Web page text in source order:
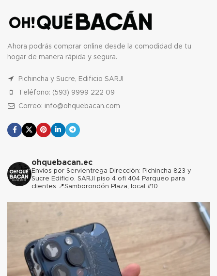
Ahora podrás comprar online desde la comodidad de tu
hogar de manera rápida y segura.
Pichincha y Sucre, Edificio SARJI
Teléfono: (593) 9999 222 09
Correo: info@ohquebacan.com
ohquebacan.ec
Envíos por Servientrega Dirección: Pichincha 823 y
Sucre Edificio. SARJI piso 4 ofi 404 Parqueo para
clientes 📍Samborondón Plaza, local #10